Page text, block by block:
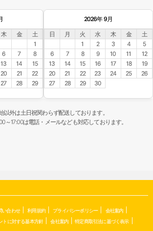
木 金
土
1
6 7
8
13 14
15
20 21
22
27 28
29
2026年 9月
日 月 火 水 木 金
土
1
2 3 4
5
6
7 8 9 10 11
12
13
14 15 16 17 18
19
20
21 22 23 24 25
26
27
28 29 30
以外は土日祝関わらず配送しております。
～17:00は電話・メールなども対応しております。
い合わせ 利用規約 プライバシーポリシー
会社案内
トに対する基本方針
会社案内 特定商取引法に基づく表示